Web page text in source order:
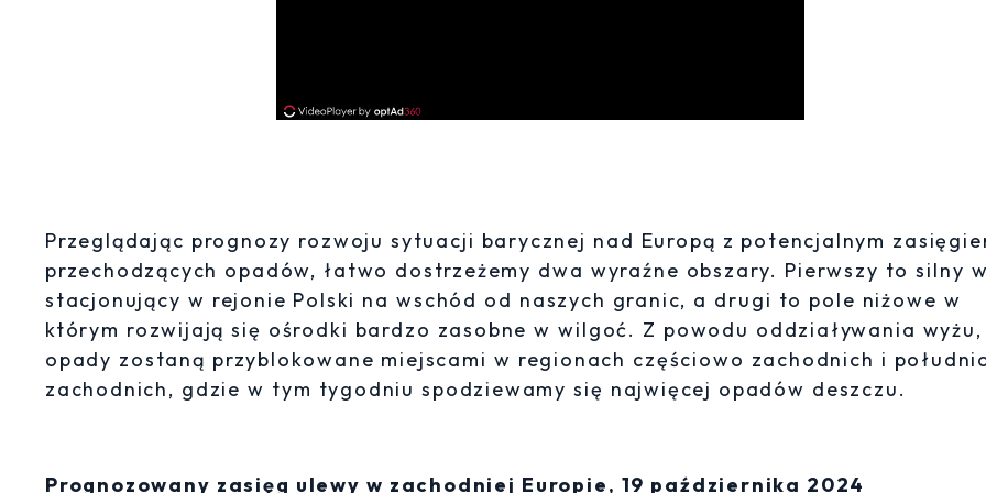
Przeglądając prognozy rozwoju sytuacji barycznej nad Europą z potencjalnym
przechodzących opadów, łatwo dostrzeżemy dwa wyraźne obszary. Pierwszy to silny
stacjonujący w rejonie Polski na wschód od naszych granic, a drugi to pole niżowe w
którym rozwijają się ośrodki bardzo zasobne w wilgoć. Z powodu oddziaływania wyżu,
opady zostaną przyblokowane miejscami w regionach częściowo zachodnich i
zachodnich, gdzie w tym tygodniu spodziewamy się najwięcej opadów deszczu.
Prognozowany zasięg ulewy w zachodniej Europie, 19 października 2024